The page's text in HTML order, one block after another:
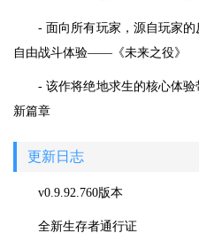
- 面向所有玩家，源自玩家
自由战斗体验——《未来之役》
- 该作将绝地求生的核心体
新篇章
更新日志
v0.9.92.760版本
全新生存者通行证